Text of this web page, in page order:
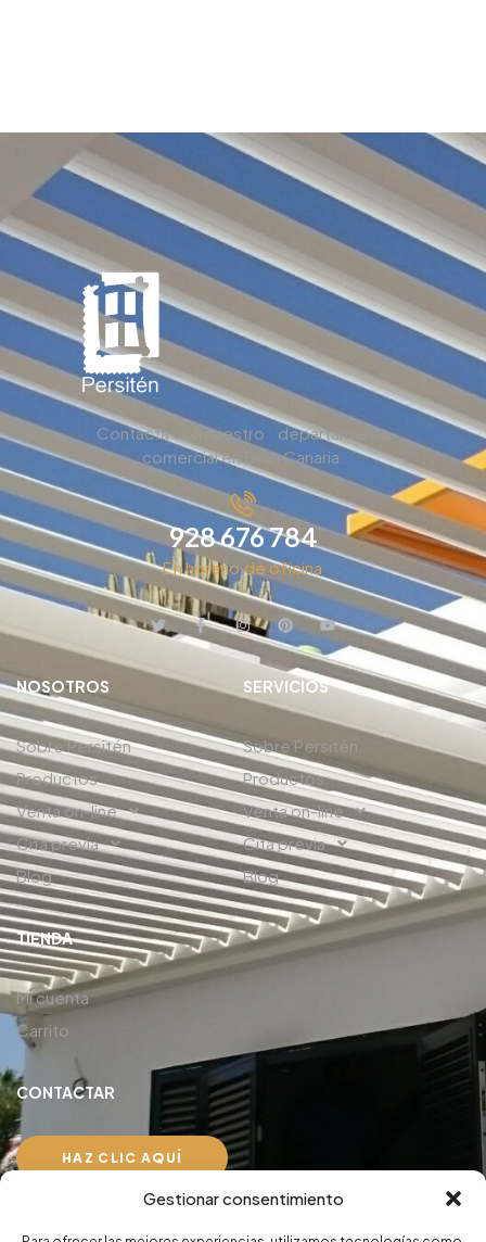
Gestionar consentimiento
Contacta con nuestro departamento
comercial en Gran Canaria.
928 676 784
En horario de oficina
NOSOTROS
Sobre Persitén
Productos
Venta on-line
Cita previa
Blog
SERVICIOS
Sobre Persitén
Productos
Venta on-line
Cita previa
Blog
TIENDA
Mi cuenta
Carrito
CONTACTAR
HAZ CLIC AQUÍ